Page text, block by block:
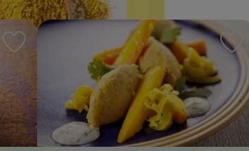
Rezept zu Favouriten hinzufügen